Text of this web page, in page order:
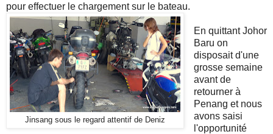
pour effectuer le chargement sur le bateau.
Jinsang sous le regard attentif de Deniz
En quittant Johor
Baru on
disposait d'une
grosse semaine
avant de
retourner à
Penang et nous
avons saisi
l'opportunité